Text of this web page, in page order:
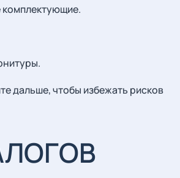
дальше, чтобы избежать рисков